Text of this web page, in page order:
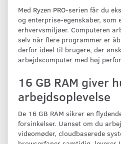
Med Ryzen PRO-serien får du
og enterprise-egenskaber,
erhvervsmiljøer. Computeren
selv når flere programmer er
derfor ideel til brugere, der
arbejdscomputer med høj
16 GB RAM giver
arbejdsoplevelse
De 16 GB RAM sikrer en
forsinkelser. Uanset om du
videomøder, cloudbaserede